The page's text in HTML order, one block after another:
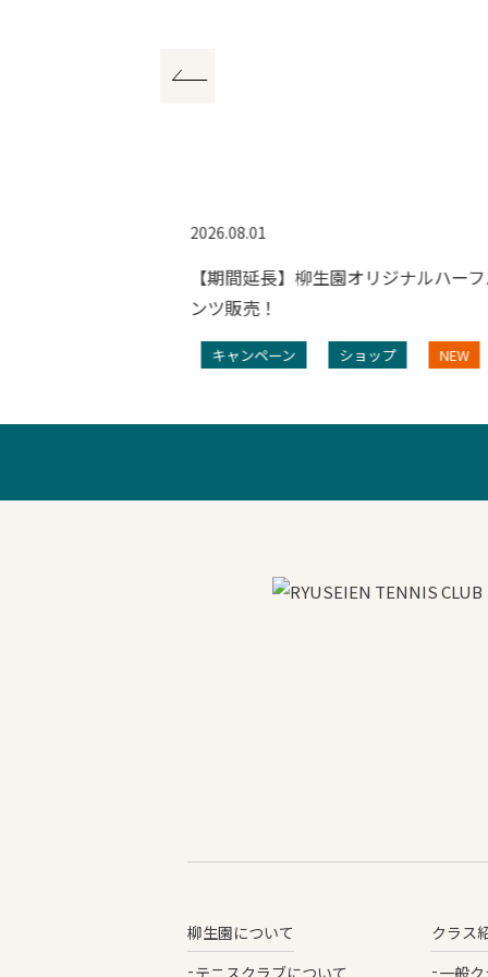
2026.08.01
【期間延長】柳生園オリジナルハーフ
ンツ販売！
キャンペーン ショップ NEW
柳生園について
テニスクラブについて
クラス
一般